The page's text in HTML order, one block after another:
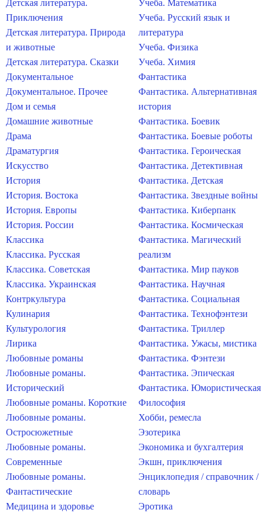
Детская литература.
Приключения
Детская литература. Природа
и животные
Детская литература. Сказки
Документальное
Документальное. Прочее
Дом и семья
Домашние животные
Драма
Драматургия
Искусство
История
История. Востока
История. Европы
История. России
Классика
Классика. Русская
Классика. Советская
Классика. Украинская
Контркультура
Кулинария
Культурология
Лирика
Любовные романы
Любовные романы.
Исторический
Любовные романы. Короткие
Любовные романы.
Остросюжетные
Любовные романы.
Современные
Любовные романы.
Фантастические
Медицина и здоровье
Учеба. Математика
Учеба. Русский язык и
литература
Учеба. Физика
Учеба. Химия
Фантастика
Фантастика. Альтернативная
история
Фантастика. Боевик
Фантастика. Боевые роботы
Фантастика. Героическая
Фантастика. Детективная
Фантастика. Детская
Фантастика. Звездные войны
Фантастика. Киберпанк
Фантастика. Космическая
Фантастика. Магический
реализм
Фантастика. Мир пауков
Фантастика. Научная
Фантастика. Социальная
Фантастика. Технофэнтези
Фантастика. Триллер
Фантастика. Ужасы, мистика
Фантастика. Фэнтези
Фантастика. Эпическая
Фантастика. Юмористическая
Философия
Хобби, ремесла
Эзотерика
Экономика и бухгалтерия
Экшн, приключения
Энциклопедия / справочник /
словарь
Эротика